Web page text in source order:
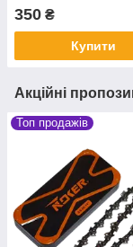
350 ₴
Купити
Акційні
Топ продажів